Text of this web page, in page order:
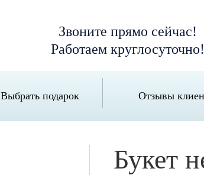
Звоните прямо сейчас!
Работаем круглосуточно!
Выбрать подарок Отзывы
Букет